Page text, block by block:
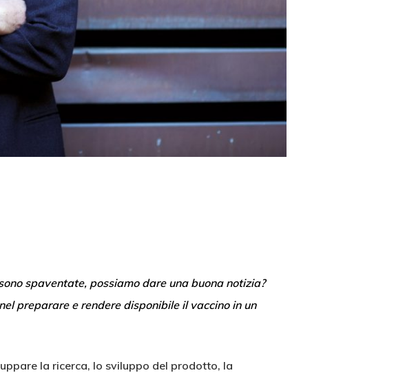
spaventate, possiamo dare una buona notizia?
preparare e rendere disponibile il vaccino in un
la ricerca, lo sviluppo del prodotto, la